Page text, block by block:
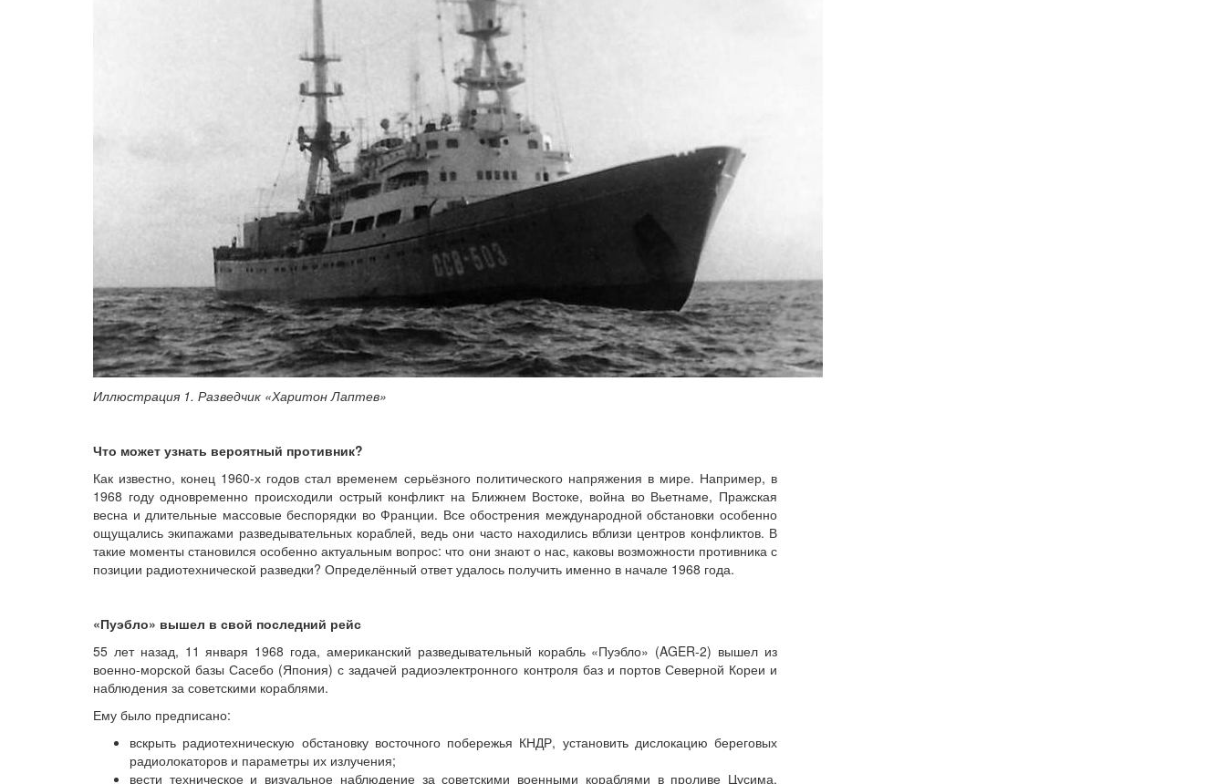
Иллюстрация 1. Разведчик «Харитон Лаптев»
Что может узнать вероятный противник?
Как известно, конец 1960-х годов стал временем серьёзного политического напряжения в мире. Например, в
1968 году одновременно происходили острый конфликт на Ближнем Востоке, война во Вьетнаме, Пражская
весна и длительные массовые беспорядки во Франции. Все обострения международной обстановки особенно
ощущались экипажами разведывательных кораблей, ведь они часто находились вблизи центров конфликтов. В
такие моменты становился особенно актуальным вопрос: что они знают о нас, каковы возможности противника с
позиции радиотехнической разведки? Определённый ответ удалось получить именно в начале 1968 года.
«Пуэбло» вышел в свой последний рейс
55 лет назад, 11 января 1968 года, американский разведывательный корабль «Пуэбло» (AGER-2) вышел из
военно-морской базы Сасебо (Япония) с задачей радиоэлектронного контроля баз и портов Северной Кореи и
наблюдения за советскими кораблями.
Ему было предписано:
вскрыть радиотехническую обстановку восточного побережья КНДР, установить дислокацию береговых
радиолокаторов и параметры их излучения;
вести техническое и визуальное наблюдение за советскими военными кораблями в проливе Цусима.